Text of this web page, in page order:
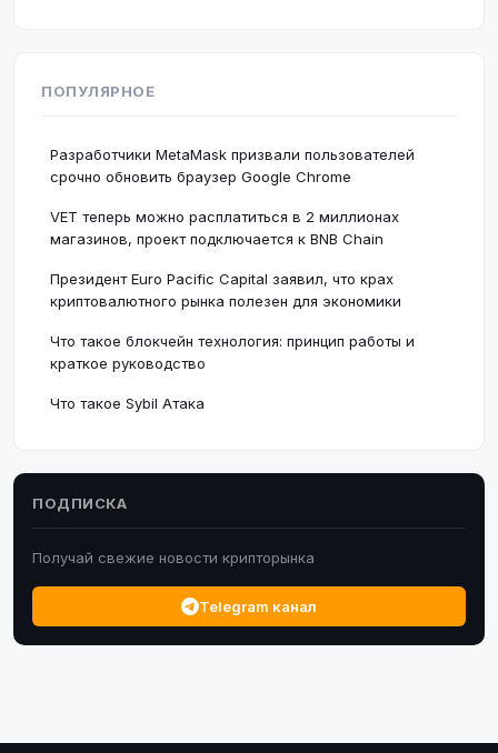
ПОПУЛЯРНОЕ
Разработчики MetaMask призвали пользователей
срочно обновить браузер Google Chrome
VET теперь можно расплатиться в 2 миллионах
магазинов, проект подключается к BNB Chain
Президент Euro Pacific Capital заявил, что крах
криптовалютного рынка полезен для экономики
Что такое блокчейн технология: принцип работы и
краткое руководство
Что такое Sybil Атака
ПОДПИСКА
Получай свежие новости крипторынка
Telegram канал